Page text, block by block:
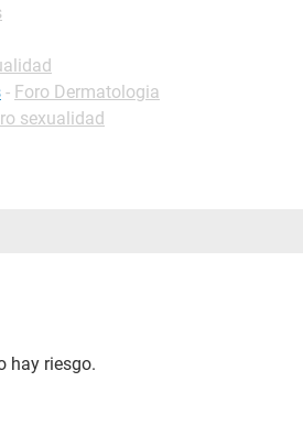
- Foro Dermatologia
sexualidad
hay riesgo.